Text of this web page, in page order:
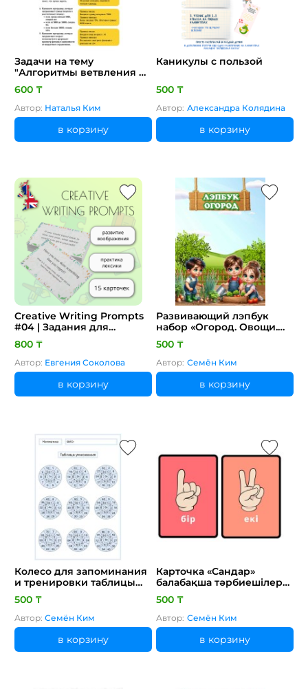
Задачи на тему
"Алгоритмы ветвления на
языке Python" с ответами
600 ₸
Автор: Наталья Ким
в корзину
Каникулы с пользой
500 ₸
Автор: Александра Колядина
в корзину
Creative Writing Prompts
#04 | Задания для
развития навыков письма
на английском языке
800 ₸
Автор: Евгения Соколова
в корзину
Развивающий лэпбук
набор «Огород. Овощи.
Строение, жизненный
цикл, игры»
500 ₸
Автор: Семён Ким
в корзину
Колесо для запоминания
и тренировки таблицы
умножения по
математике
500 ₸
Автор: Семён Ким
в корзину
Карточка «Сандар»
балабақша тәрбиешілерге
арналған көрнекілік
500 ₸
Автор: Семён Ким
в корзину